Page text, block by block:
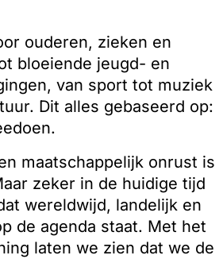
ouderen, zieken en
bloeiende jeugd- en
van sport tot muziek
Dit alles gebaseerd op:
maatschappelijk onrust is
zeker in de huidige tijd
wereldwijd, landelijk en
de agenda staat. Met het
laten we zien dat we de